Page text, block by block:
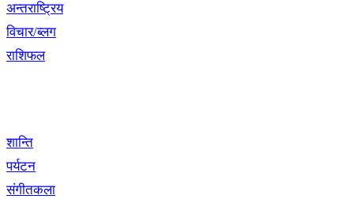
अन्तराष्ट्रिय
विचार/ब्लग
राशिफल
शान्ति
पर्यटन
संगीतकला